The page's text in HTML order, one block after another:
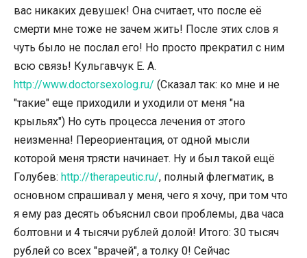
вас никаких девушек! Она считает, что после её
смерти мне тоже не зачем жить! После этих слов я
чуть было не послал его! Но просто прекратил с ним
всю связь! Кульгавчук Е. А.
http://www.doctorsexolog.ru/ (Сказал так: ко мне и не
"такие" еще приходили и уходили от меня "на
крыльях") Но суть процесса лечения от этого
неизменна! Переориентация, от одной мысли
которой меня трясти начинает. Ну и был такой ещё
Голубев: http://therapeutic.ru/, полный флегматик, в
основном спрашивал у меня, чего я хочу, при том что
я ему раз десять объяснил свои проблемы, два часа
болтовни и 4 тысячи рублей долой! Итого: 30 тысяч
рублей со всех "врачей", а толку 0! Сейчас